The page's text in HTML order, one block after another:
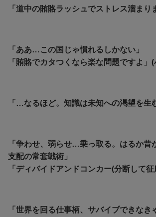
「道中の賄賂ラッシュでストレス溜まり
「ああ…この国じゃ慣れるしかない」
「賄賂でカタつくなら楽な問題ですよ」
「…なるほど。知識は未知への渇望を生
「争わせ、弱らせ…乗っ取る。はるか昔
支配の常套戦術」
「ディバイドアンドコンカー(分断して
「世界を回る仕事柄、サバイブできなき